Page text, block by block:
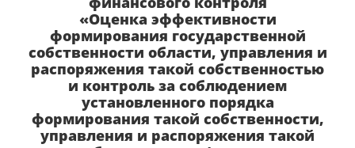
«Оценка эффективности
формирования государственной
собственности области, управления и
распоряжения такой собственностью
и контроль за соблюдением
установленного порядка
формирования такой собственности,
управления и распоряжения такой